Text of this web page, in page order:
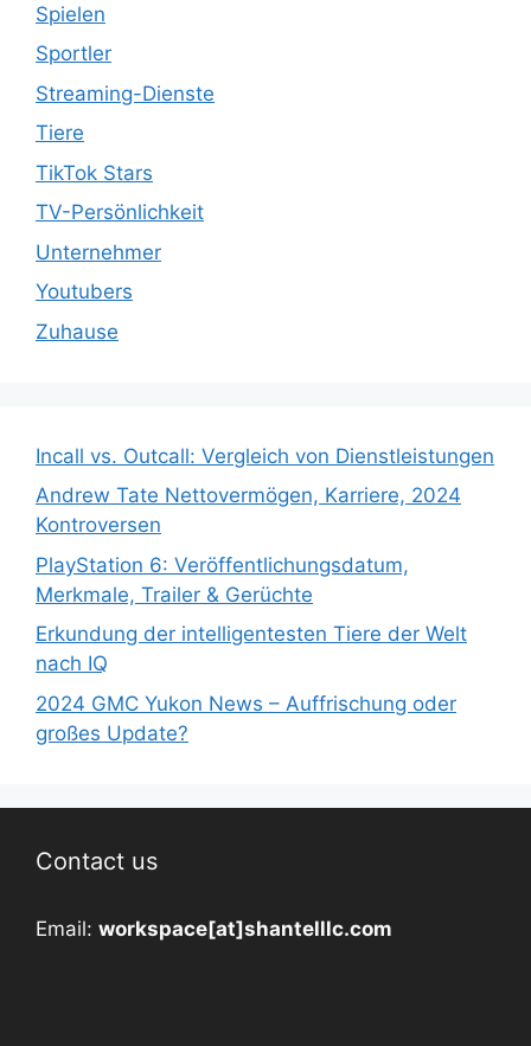
Spielen
Sportler
Streaming-Dienste
Tiere
TikTok Stars
TV-Persönlichkeit
Unternehmer
Youtubers
Zuhause
Incall vs. Outcall: Vergleich von Dienstleistungen
Andrew Tate Nettovermögen, Karriere, 2024
Kontroversen
PlayStation 6: Veröffentlichungsdatum,
Merkmale, Trailer & Gerüchte
Erkundung der intelligentesten Tiere der Welt
nach IQ
2024 GMC Yukon News – Auffrischung oder
großes Update?
Contact us
Email: workspace[at]shantelllc.com